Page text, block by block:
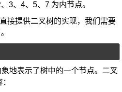
3、4、5、7 为内节点。
接提供二叉树的实现，我们需要
。
地表示了树中的一个节点。二叉